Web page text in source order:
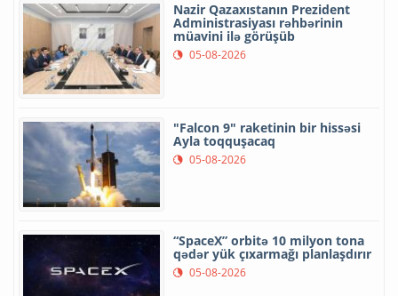
Nazir Qazaxıstanın Prezident
Administrasiyası rəhbərinin
müavini ilə görüşüb
05-08-2026
"Falcon 9" raketinin bir hissəsi
Ayla toqquşacaq
05-08-2026
“SpaceX” orbitə 10 milyon tona
qədər yük çıxarmağı planlaşdırır
05-08-2026